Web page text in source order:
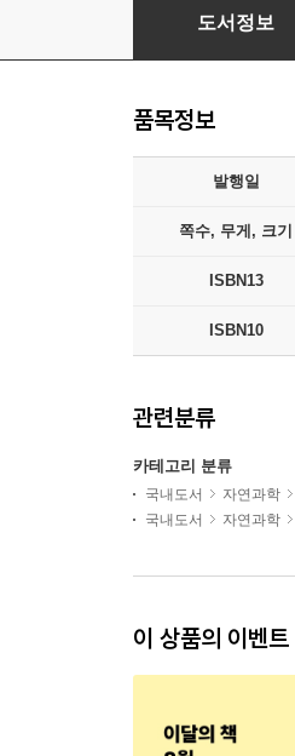
BONK 봉크
도서정보
품목정보
발행일
쪽수, 무게, 크기
ISBN13
ISBN10
관련분류
카테고리 분류
국내도서 자연과학
국내도서
자연과학
이 상품의 이벤트